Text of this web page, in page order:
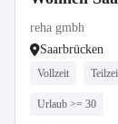
reha gmbh
Saarbrücken
Vollzeit
Urlaub >= 30